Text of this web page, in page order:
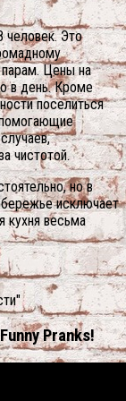
человек. Это
Цены на
в день. Кроме
поселиться
чистотой.
но в
исключает
кухня весьма
Pranks!